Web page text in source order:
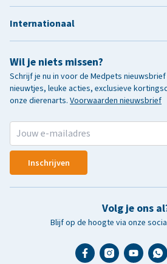
Wil je niets missen?
Schrijf je nu in voor de Medpets
nieuwtjes, leuke acties, exclusieve
onze dierenarts. Voorwaarden nieuwsbrief
Inschrijven
Volg je ons
Blijf op de hoogte via onze
Internationaal